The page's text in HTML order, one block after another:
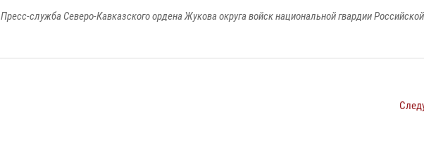
Пресс-служба Северо-Кавказского ордена Жукова округа войск национальной гвардии